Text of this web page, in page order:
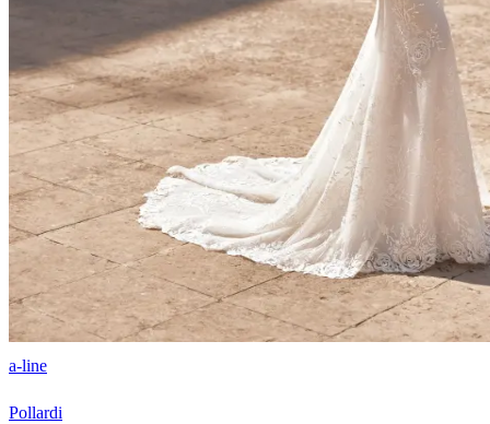
a-line
Pollardi